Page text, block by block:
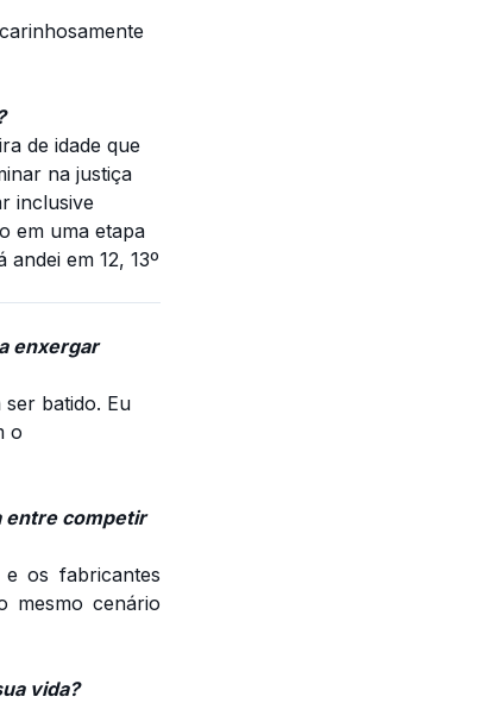
de idade que
na justiça
inclusive
em uma etapa
em 12, 13º
enxergar
batido. Eu
o
entre competir
os fabricantes
mesmo cenário
vida?